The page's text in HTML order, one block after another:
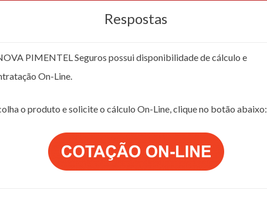
Respostas
PIMENTEL Seguros possui disponibilidade de cálculo e
On-Line.
o produto e solicite o cálculo On-Line, clique no botão abaixo: